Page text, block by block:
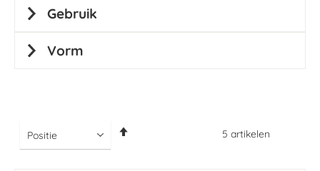
5 artikelen
Gebruik
Vorm